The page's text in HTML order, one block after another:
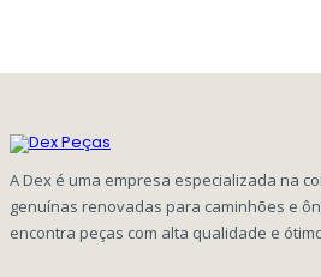
A Dex é uma empresa especializada na
genuínas renovadas para caminhões e
encontra peças com alta qualidade e